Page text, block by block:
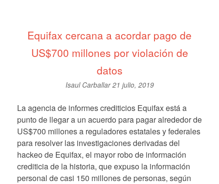
Equifax cercana a acordar pago de
US$700 millones por violación de
datos
Isaul Carballar21 julio, 2019
La agencia de informes crediticios Equifax está a
punto de llegar a un acuerdo para pagar alrededor de
US$700 millones a reguladores estatales y federales
para resolver las investigaciones derivadas del
hackeo de Equifax, el mayor robo de información
crediticia de la historia, que expuso la información
personal de casi 150 millones de personas, según